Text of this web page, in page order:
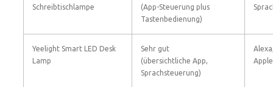
Schreibtischlampe
(App-Steuerung plus
Tastenbedienung)
Yeelight Smart LED Desk
Lamp
Sehr gut
(übersichtliche App,
Sprachsteuerung)